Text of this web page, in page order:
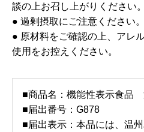
談の上お召し上がりください。
● 過剰摂取にご注意ください。
● 原材料をご確認の上、アレ
使用をお控えください。
■商品名：機能性表示食
■届出番号：G878
■届出表示：本品には、温